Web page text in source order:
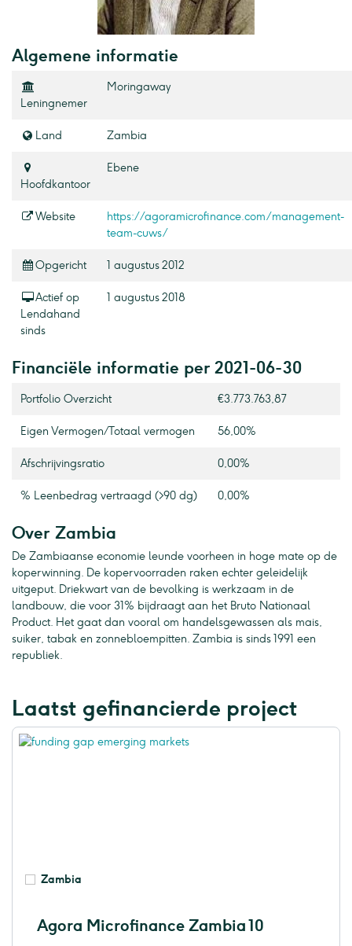
Algemene informatie
Leningnemer
Moringaway
Land Zambia
Hoofdkantoor
Ebene
Website
https://agoramicrofinance.com/management-
team-cuws/
Opgericht 1 augustus 2012
Actief op
Lendahand
sinds
1 augustus 2018
Financiële informatie per 2021-06-30
Portfolio Overzicht €3.773.763,87
Eigen Vermogen / Totaal vermogen 56,00%
Afschrijvingsratio 0,00%
% Leenbedrag vertraagd (>90 dg) 0,00%
Over Zambia
De Zambiaanse economie leunde voorheen in hoge mate op de
koperwinning. De kopervoorraden raken echter geleidelijk
uitgeput. Driekwart van de bevolking is werkzaam in de
landbouw, die voor 31% bijdraagt aan het Bruto Nationaal
Product. Het gaat dan vooral om handelsgewassen als mais,
suiker, tabak en zonnebloempitten. Zambia is sinds 1991 een
republiek.
Laatst gefinancierde project
Zambia
Agora Microfinance Zambia 10